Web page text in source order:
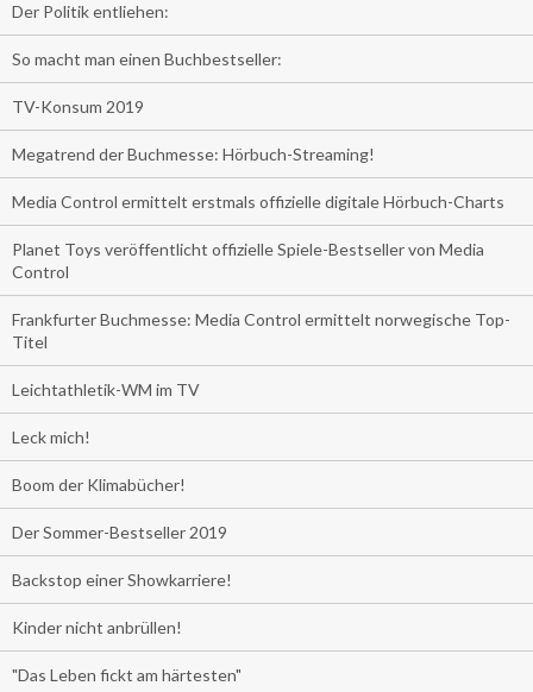
Der Politik entliehen:
So macht man einen Buchbestseller:
TV-Konsum 2019
Megatrend der Buchmesse: Hörbuch-Streaming!
Media Control ermittelt erstmals offizielle digitale Hörbuch-Charts
Planet Toys veröffentlicht offizielle Spiele-Bestseller von Media
Control
Frankfurter Buchmesse: Media Control ermittelt norwegische Top-
Titel
Leichtathletik-WM im TV
Leck mich!
Boom der Klimabücher!
Der Sommer-Bestseller 2019
Backstop einer Showkarriere!
Kinder nicht anbrüllen!
"Das Leben fickt am härtesten"